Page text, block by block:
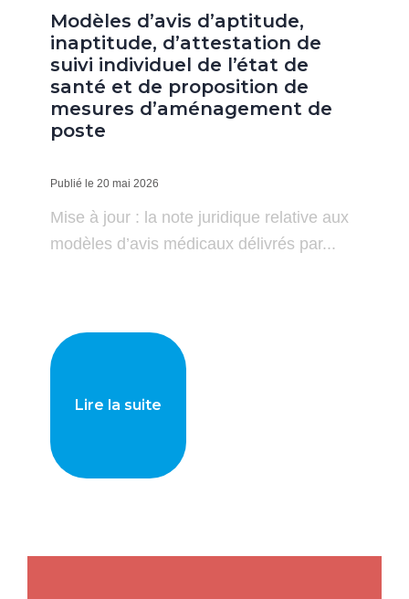
Modèles d’avis d’aptitude,
inaptitude, d’attestation de
suivi individuel de l’état de
santé et de proposition de
mesures d’aménagement de
poste
Publié le 20 mai 2026
Mise à jour : la note juridique relative aux
modèles d’avis médicaux délivrés par...
Lire la suite